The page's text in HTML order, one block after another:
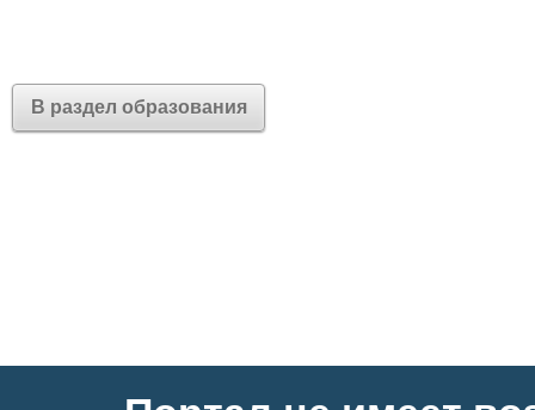
В раздел образования